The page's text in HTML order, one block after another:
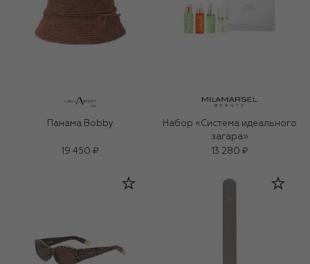
Панама Bobby
19 450 ₽
Набор «Система идеального
загара»
13 280 ₽